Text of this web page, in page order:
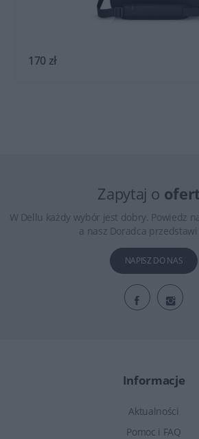
170 zł
Zapytaj o
W Dellu każdy wybór jest dobry. Powiedz
a nasz Doradca
NAPISZ DO NAS
Informacje
Aktualności
Pomoc i FAQ